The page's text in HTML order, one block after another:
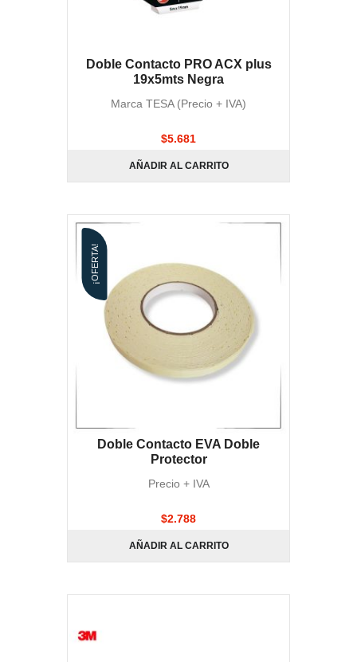
Doble Contacto PRO ACX plus
19x5mts Negra
Marca TESA (Precio + IVA)
$5.681
AÑADIR AL CARRITO
¡OFERTA!
Doble Contacto EVA Doble
Protector
Precio + IVA
$2.788
AÑADIR AL CARRITO